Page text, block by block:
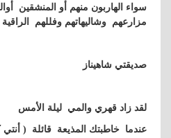
سواء الهاربون منهم أو المنشقين
مزارعهم وشاليهاتهم وفللهم الراقية
صديقتي شاهيناز
لقد زاد قهري والمي ليلة الأمس
عندما خاطبتك المذيعة قائلة (